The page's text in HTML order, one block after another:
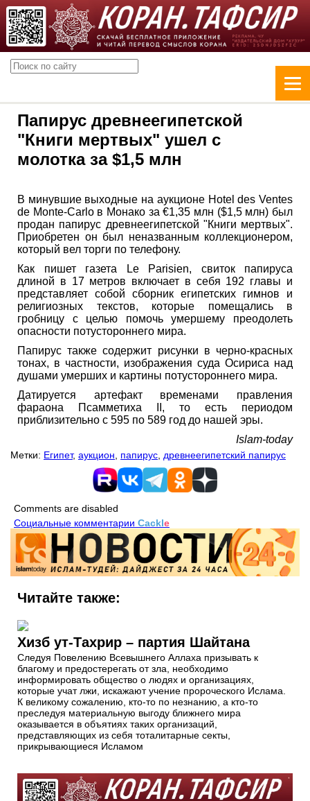
Папирус древнеегипетской
"Книги мертвых" ушел с
молотка за $1,5 млн
В минувшие выходные на аукционе Hotel des Ventes
de Monte-Carlo в Монако за €1,35 млн ($1,5 млн) был
продан папирус древнеегипетской "Книги мертвых".
Приобретен он был неназванным коллекционером,
который вел торги по телефону.
Как пишет газета Le Parisien, свиток папируса
длиной в 17 метров включает в себя 192 главы и
представляет собой сборник египетских гимнов и
религиозных текстов, которые помещались в
гробницу с целью помочь умершему преодолеть
опасности потустороннего мира.
Папирус также содержит рисунки в черно-красных
тонах, в частности, изображения суда Осириса над
душами умерших и картины потустороннего мира.
Датируется артефакт временами правления
фараона Псамметиха II, то есть периодом
приблизительно с 595 по 589 год до нашей эры.
Islam-today
Метки: Египет, аукцион папирус древнеегипетский папирус
Comments are disabled
Социальные комментарии Cackle
Читайте также:
Хизб ут-Тахрир – партия Шайтана
Следуя Повелению Всевышнего Аллаха призывать к
благому и предостерегать от зла, необходимо
информировать общество о людях и организациях,
которые учат лжи, искажают учение пророческого Ислама.
К великому сожалению, кто-то по незнанию, а кто-то
преследуя материальную выгоду ближнего мира
оказывается в объятиях таких организаций,
представляющих из себя тоталитарные секты,
прикрывающиеся Исламом